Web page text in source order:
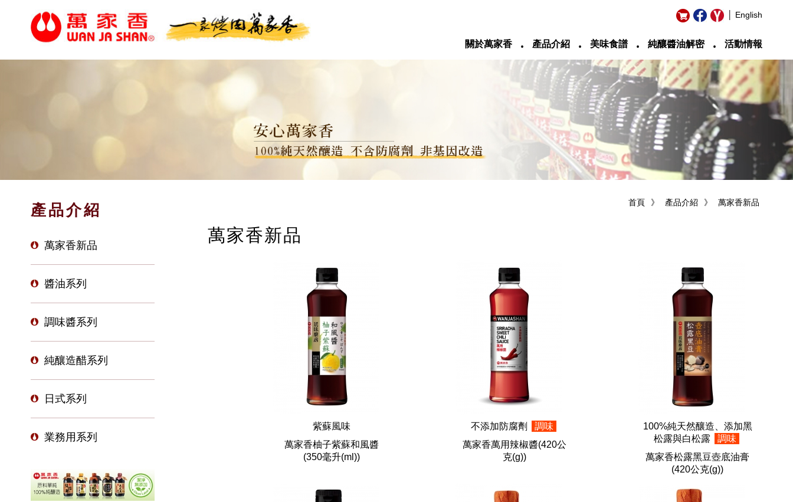
│ English
關於萬家香 ‧ 產品介紹 ‧ 美味食譜 ‧ 純釀醬油解密 ‧ 活動情報
產品介紹
萬家香新品
醬油系列
調味醬系列
純釀造醋系列
日式系列
業務用系列
萬家香新品
》
產品介紹
》
首頁
萬家香新品
紫蘇風味
萬家香柚子紫蘇和風醬
(350毫升(ml))
不添加防腐劑
調味
萬家香萬用辣椒醬(420公
克(g))
100%純天然釀造、添加黑
松露與白松露
調味
萬家香松露黑豆壺底油膏
(420公克(g))